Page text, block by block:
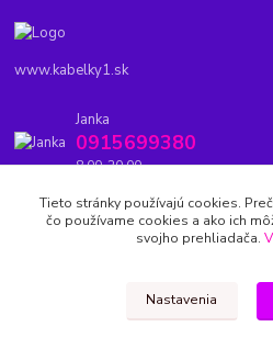
www.kabelky1.sk
Janka
0915699380
8.00-20.00
kabelky1.sk@gmail.com
Tieto stránky používajú cookies.
čo používame cookies a ako ich
svojho prehliadača.
Nastavenia